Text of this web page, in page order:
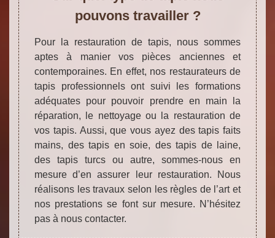
pouvons travailler ?
Pour la restauration de tapis, nous sommes
aptes à manier vos pièces anciennes et
contemporaines. En effet, nos restaurateurs de
tapis professionnels ont suivi les formations
adéquates pour pouvoir prendre en main la
réparation, le nettoyage ou la restauration de
vos tapis. Aussi, que vous ayez des tapis faits
mains, des tapis en soie, des tapis de laine,
des tapis turcs ou autre, sommes-nous en
mesure d’en assurer leur restauration. Nous
réalisons les travaux selon les règles de l’art et
nos prestations se font sur mesure. N’hésitez
pas à nous contacter.